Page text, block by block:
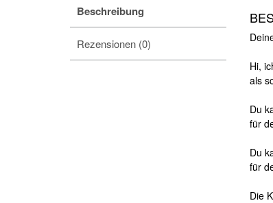
Beschreibung
Rezensionen (0)
Hi,
als
Du
für
Du
für
Die